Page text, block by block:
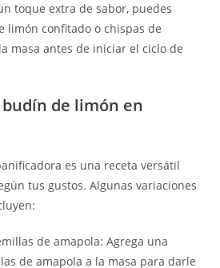
toque extra de sabor, puedes
limón confitado o chispas de
masa antes de iniciar el ciclo de
de limón en
es una receta versátil
tus gustos. Algunas variaciones
de amapola: Agrega una
de amapola a la masa para darle